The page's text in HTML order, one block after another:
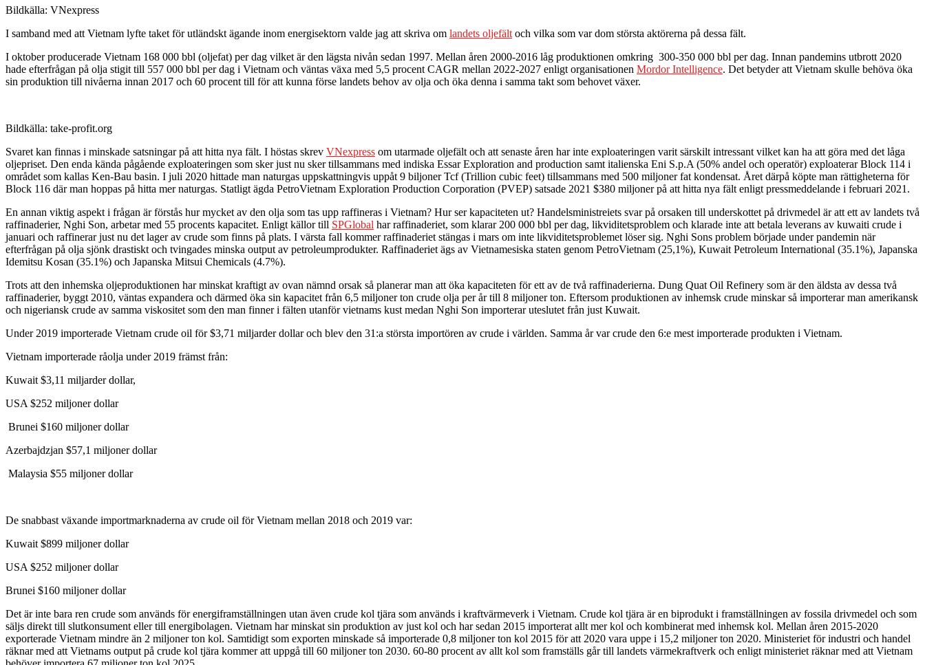
Bildkälla: VNexpress
I samband med att Vietnam lyfte taket för utländskt ägande inom energisektorn valde jag att skriva om landets oljefält och vilka som var dom största aktörerna på dessa fält.
I oktober producerade Vietnam 168 000 bbl (oljefat) per dag vilket är den lägsta nivån sedan 1997. Mellan åren 2000-2016 låg produktionen omkring 300-350 000 bbl per dag. Innan pandemins utbrott 2020
hade efterfrågan på olja stigit till 557 000 bbl per dag i Vietnam och väntas växa med 5,5 procent CAGR mellan 2022-2027 enligt organisationen Mordor Intelligence. Det betyder att Vietnam skulle behöva öka
sin produktion till nivåerna innan 2017 och 60 procent till för att kunna förse landets behov av olja och öka denna i samma takt som behovet växer.
Bildkälla: take-profit.org
Svaret kan finnas i minskade satsningar på att hitta nya fält. I höstas skrev VNexpress om utarmade oljefält och att senaste åren har inte exploateringen varit särskilt intressant vilket kan ha att göra med det låga
oljepriset. Den enda kända pågående exploateringen som sker just nu sker tillsammans med indiska Essar Exploration and production samt italienska Eni S.p.A (50% andel och operatör) exploaterar Block 114 i
området som kallas Ken-Bau basin. I juli 2020 hittade man naturgas uppskattningvis uppåt 9 biljoner Tcf (Trillion cubic feet) tillsammans med 500 miljoner fat kondensat. Året därpå köpte man rättigheterna för
Block 116 där man hoppas på hitta mer naturgas. Statligt ägda PetroVietnam Exploration Production Corporation (PVEP) satsade 2021 $380 miljoner på att hitta nya fält enligt pressmeddelande i februari 2021.
En annan viktig aspekt i frågan är förstås hur mycket av den olja som tas upp raffineras i Vietnam? Hur ser kapaciteten ut? Handelsministreiets svar på orsaken till underskottet på drivmedel är att ett av landets två
raffinaderier, Nghi Son, arbetar med 55 procents kapacitet. Enligt källor till SPGlobal har raffinaderiet, som klarar 200 000 bbl per dag, likviditetsproblem och klarade inte att betala leverans av kuwaiti crude i
januari och raffinerar just nu det lager av crude som finns på plats. I värsta fall kommer raffinaderiet stängas i mars om inte likviditetsproblemet löser sig. Nghi Sons problem började under pandemin när
efterfrågan på olja sjönk drastiskt och tvingades minska output av petroleumprodukter. Raffinaderiet ägs av Vietnamesiska staten genom PetroVietnam (25,1%), Kuwait Petroleum International (35.1%), Japanska
Idemitsu Kosan (35.1%) och Japanska Mitsui Chemicals (4.7%).
Trots att den inhemska oljeproduktionen har minskat kraftigt av ovan nämnd orsak så planerar man att öka kapaciteten för ett av de två raffinaderierna. Dung Quat Oil Refinery som är den äldsta av dessa två
raffinaderier, byggt 2010, väntas expandera och därmed öka sin kapacitet från 6,5 miljoner ton crude olja per år till 8 miljoner ton. Eftersom produktionen av inhemsk crude minskar så importerar man amerikansk
och nigeriansk crude av samma viskositet som den man finner i fälten utanför vietnams kust medan Nghi Son importerar uteslutet från just Kuwait.
Under 2019 importerade Vietnam crude oil för $3,71 miljarder dollar och blev den 31:a största importören av crude i världen. Samma år var crude den 6:e mest importerade produkten i Vietnam.
Vietnam importerade råolja under 2019 främst från:
Kuwait $3,11 miljarder dollar,
USA $252 miljoner dollar
Brunei $160 miljoner dollar
Azerbajdzjan $57,1 miljoner dollar
Malaysia $55 miljoner dollar
De snabbast växande importmarknaderna av crude oil för Vietnam mellan 2018 och 2019 var:
Kuwait $899 miljoner dollar
USA $252 miljoner dollar
Brunei $160 miljoner dollar
Det är inte bara ren crude som används för energiframställningen utan även crude kol tjära som används i kraftvärmeverk i Vietnam. Crude kol tjära är en biprodukt i framställningen av fossila drivmedel och som
säljs direkt till slutkonsument eller till energibolagen. Vietnam har minskat sin produktion av just kol och har sedan 2015 importerat allt mer kol och kombinerat med inhemsk kol. Mellan åren 2015-2020
exporterade Vietnam mindre än 2 miljoner ton kol. Samtidigt som exporten minskade så importerade 0,8 miljoner ton kol 2015 för att 2020 vara uppe i 15,2 miljoner ton 2020. Ministeriet för industri och handel
räknar med att Vietnams output på crude kol tjära kommer att uppgå till 60 miljoner ton 2030. 60-80 procent av allt kol som framställs går till landets värmekraftverk och enligt ministeriet räknar med att Vietnam